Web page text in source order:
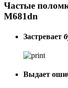
Частые
M681dn
Застревает
Выдает